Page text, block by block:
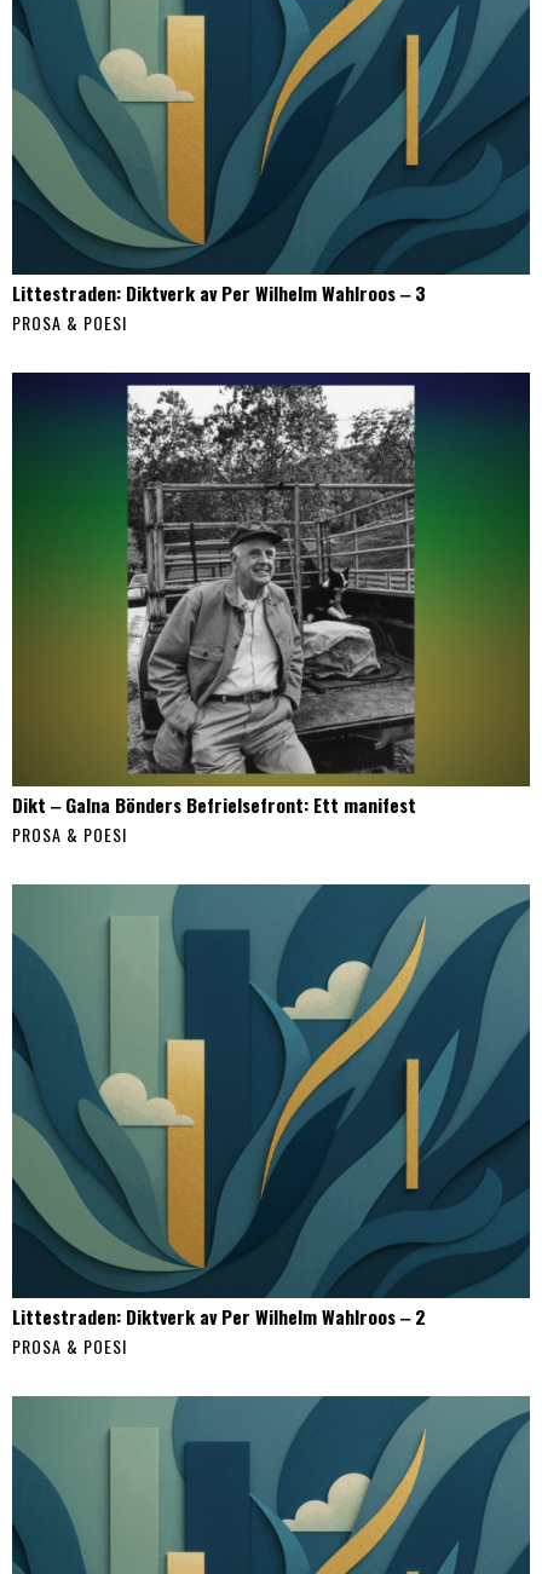
Littestraden: Diktverk av Per Wilhelm Wahlroos ‒ 3
PROSA & POESI
Dikt ‒ Galna Bönders Befrielsefront: Ett manifest
PROSA & POESI
Littestraden: Diktverk av Per Wilhelm Wahlroos ‒ 2
PROSA & POESI